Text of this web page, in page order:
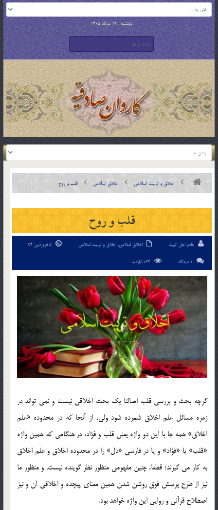
دوشنبه , 19 مرداد 1405
اخلاق و تربیت اسلامی اخلاق اسلامی قلب و روح
قلب و روح
خادم اهل البیت اخلاق اسلامی, اخلاق و تربیت اسلامی
0 دیدگاه
گرچه بحث و بررسي قلب اصالتا يك بحث اخلاقي نيست و نمي تواند در
زمره مسائل علم اخلاق شمرده شود ولي، از آنجا كه در محدوده «علم
اخلاق» همه جا با اين دو واژه يعني قلب و فؤاد، در هنگامي كه همين واژه
«قلب» يا «فؤاد» و يا در فارسي «دل» را در محدوده اخلاق و علم اخلاق
به كار مي گيرند؛ قطعا، چنين مفهومي منظور نظر گوينده نيست. و منظور ما
نيز از طرح پرسش فوق روشن شدن همين معناي پيچده و اخلاقي آن و نيز
اصطلاح قرآني و روايي اين واژه خواهد بود.